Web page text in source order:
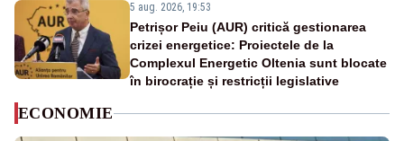
5 aug. 2026, 19:53
Petrișor Peiu (AUR) critică gestionarea
crizei energetice: Proiectele de la
Complexul Energetic Oltenia sunt blocate
în birocrație și restricții legislative
ECONOMIE